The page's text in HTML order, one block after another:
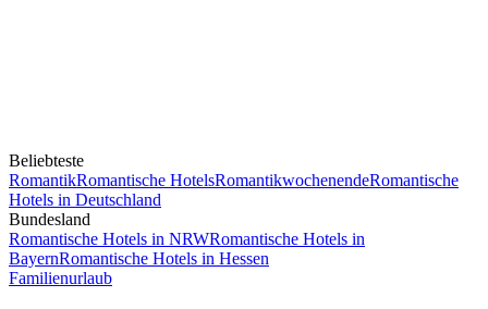
Beliebteste
RomantikRomantische HotelsRomantikwochenendeRomantische
Hotels in Deutschland
Bundesland
Romantische Hotels in NRWRomantische Hotels in
BayernRomantische Hotels in Hessen
Familienurlaub